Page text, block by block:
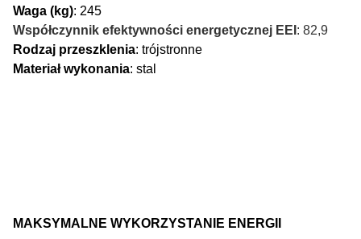
Waga (kg): 245
Współczynnik efektywności energetycznej EEI : 82,9
Rodzaj przeszklenia: trójstronne
Materiał wykonania: stal
MAKSYMALNE WYKORZYSTANIE ENERGII